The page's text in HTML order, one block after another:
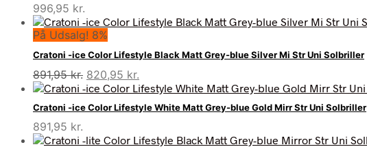
996,95 kr.
På Udsalg! 8%
Cratoni -ice Color Lifestyle Black Matt Grey-blue Silver Mi Str Uni Solbriller
891,95kr. Den
oprindelige
pris
var:
820,95 kr.
aktuelle
pris
er:
Cratoni -ice Color Lifestyle White Matt Grey-blue Gold Mirr Str Uni Solbriller
891,95 kr.